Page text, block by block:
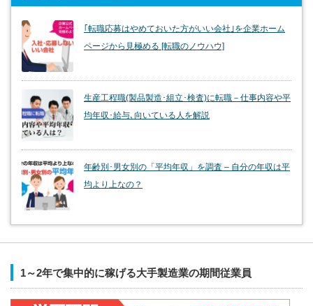
｢転職応募はやめておいた方がいい会社｣を企業ホーム
ページから見極める [転職のノウハウ]
生産工程職(製品製造･組立･検査)に転職－仕事内容や平
均年収･給与､向いている人を解説
年齢別･男女別の「平均年収」を調査 – 自分の年収は平
均より上なの？
1～2年で集中的に稼げる大手製造業の期間従業員